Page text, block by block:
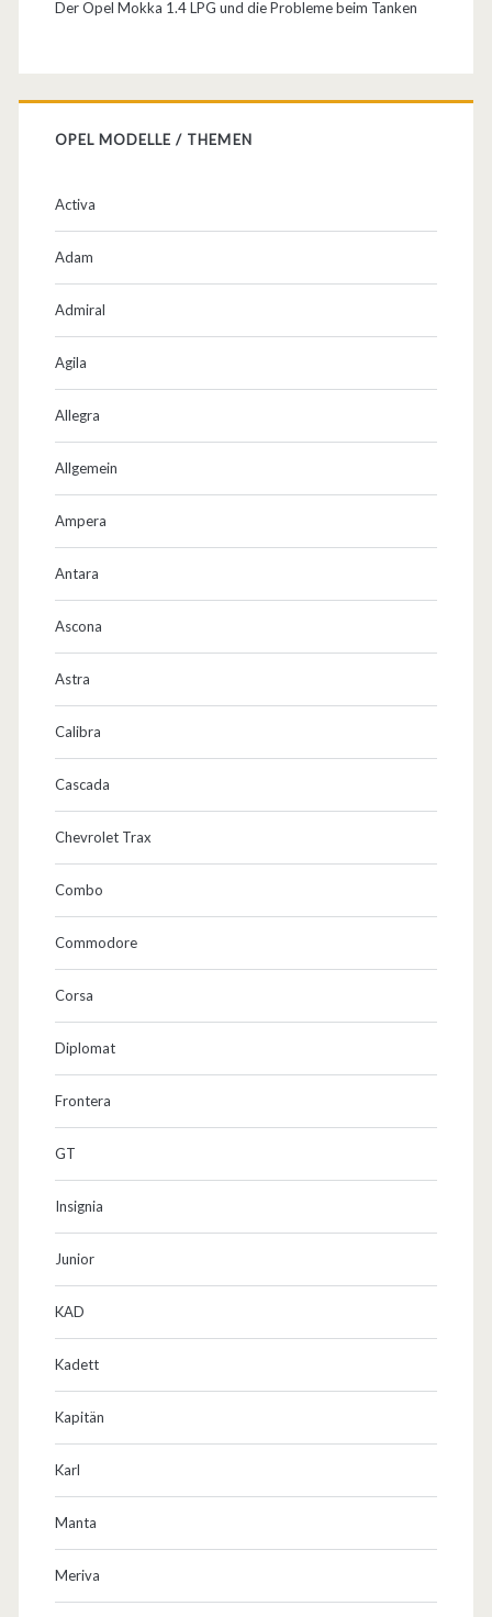
n
3
5
b
h
r
a
p
Der Opel Mokka 1.4 LPG und die Probleme beim Tanken
OPEL MODELLE / THEMEN
Activa
Adam
Admiral
Agila
Allegra
Allgemein
Ampera
Antara
Ascona
Astra
Calibra
Cascada
Chevrolet Trax
Combo
Commodore
Corsa
Diplomat
Frontera
GT
Insignia
Junior
KAD
Kadett
Kapitän
Karl
Manta
Meriva